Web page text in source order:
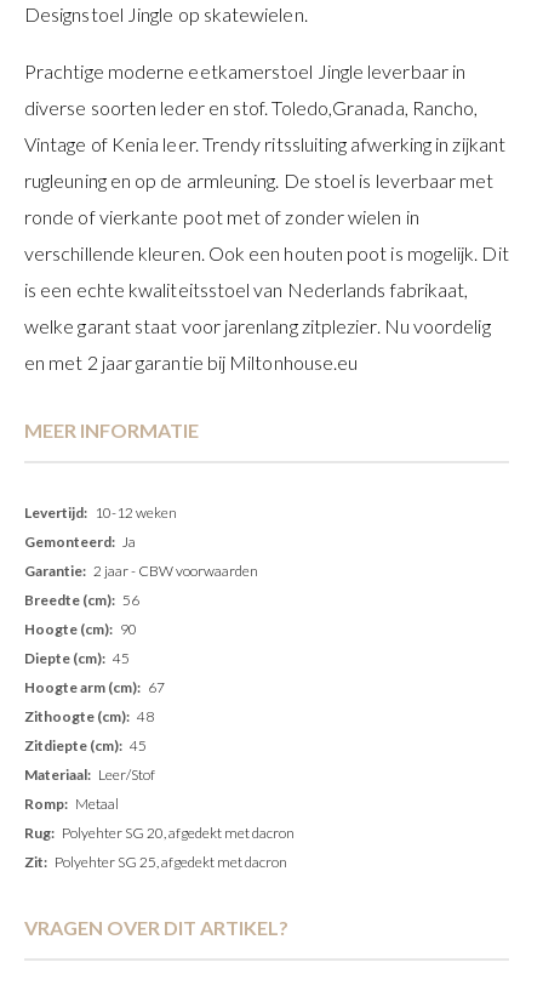
Designstoel Jingle op skatewielen.
Prachtige moderne eetkamerstoel Jingle leverbaar in
diverse soorten leder en stof. Toledo,Granada, Rancho,
Vintage of Kenia leer. Trendy ritssluiting afwerking in zijkant
rugleuning en op de armleuning. De stoel is leverbaar met
ronde of vierkante poot met of zonder wielen in
verschillende kleuren. Ook een houten poot is mogelijk. Dit
is een echte kwaliteitsstoel van Nederlands fabrikaat,
welke garant staat voor jarenlang zitplezier. Nu voordelig
en met 2 jaar garantie bij Miltonhouse.eu
MEER INFORMATIE
Meer
informatie
10-12 weken
Ja
2 jaar - CBW voorwaarden
56
90
45
67
48
45
Leer/Stof
Metaal
Polyehter SG 20, afgedekt met dacron
Polyehter SG 25, afgedekt met dacron
VRAGEN OVER DIT ARTIKEL?